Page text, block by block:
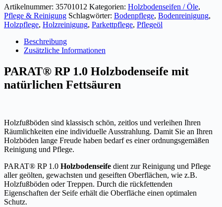
Artikelnummer: 35701012 Kategorien: Holzbodenseifen / Öle,
Pflege & Reinigung Schlagwörter: Bodenpflege, Bodenreinigung,
Holzpflege, Holzreinigung, Parkettpflege, Pflegeöl
Beschreibung
Zusätzliche Informationen
PARAT® RP 1.0 Holzbodenseife mit
natürlichen Fettsäuren
Holzfußböden sind klassisch schön, zeitlos und verleihen Ihren
Räumlichkeiten eine individuelle Ausstrahlung. Damit Sie an Ihren
Holzböden lange Freude haben bedarf es einer ordnungsgemäßen
Reinigung und Pflege.
PARAT® RP 1.0 Holzbodenseife dient zur Reinigung und Pflege
aller geölten, gewachsten und geseiften Oberflächen, wie z.B.
Holzfußböden oder Treppen. Durch die rückfettenden
Eigenschaften der Seife erhält die Oberfläche einen optimalen
Schutz.